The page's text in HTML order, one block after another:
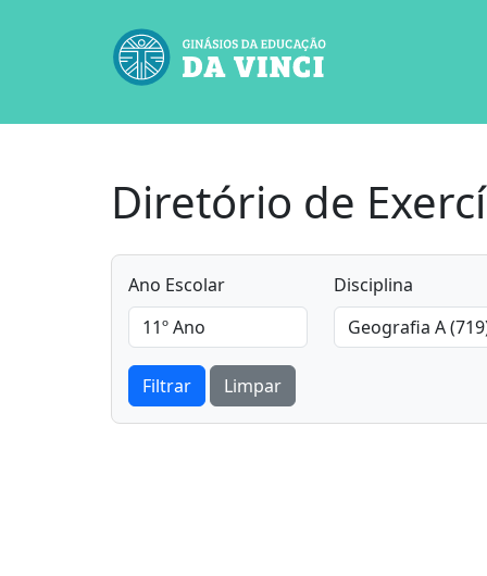
Diretório de
Ano Escolar Disciplina
Filtrar Limpar